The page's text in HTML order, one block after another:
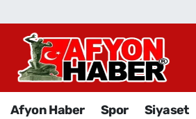
Afyon Haber Spor Siyaset
Afyon Haber